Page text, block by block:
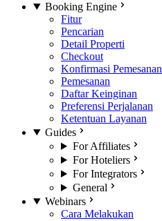
Booking Engine
Fitur
Pencarian
Detail Properti
Checkout
Konfirmasi Pemesanan
Pemesanan
Daftar Keinginan
Preferensi Perjalanan
Ketentuan Layanan
Guides
For Affiliates
For Hoteliers
For Integrators
General
Webinars
Cara Melakukan